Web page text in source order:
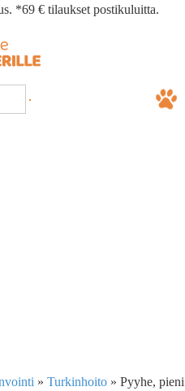
*69 € tilaukset postikuluitta.
» Turkinhoito » Pyyhe, pieni